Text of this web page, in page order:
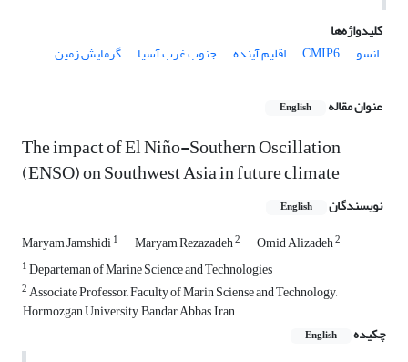
کلیدواژه‌ها
انسو
CMIP6 اقلیم آینده جنوب غرب آسیا گرمایش زمین
عنوان مقاله English
The impact of El Niño-Southern Oscillation
(ENSO) on Southwest Asia in future climate
نویسندگان English
Maryam Jamshidi1 Maryam Rezazadeh2 Omid Alizadeh2
1Departeman of Marine Science and Technologies
2Associate Professor, Faculty of Marin Sciense and Technology,
,Hormozgan University, Bandar Abbas, Iran
چکیده
English